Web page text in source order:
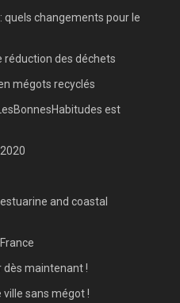
quels changements pour le
réduction des déchets
mégots recyclés
est
and coastal
dès maintenant !
ville sans mégot !